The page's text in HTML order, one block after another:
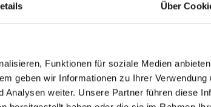
Über
Funktionen für soziale Medien
geben wir Informationen zu Ihrer Verwendung
weiter. Unsere Partner führen diese
Schritt im Buchungsformular.